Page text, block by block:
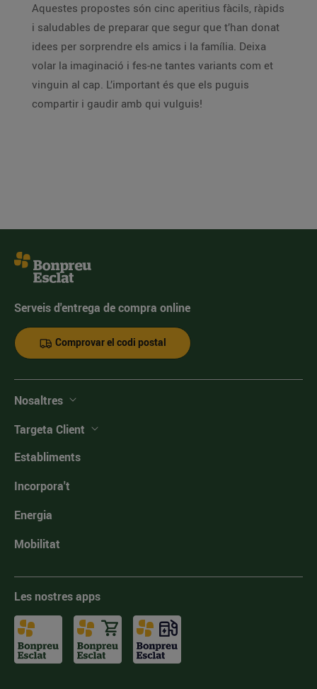
Aquestes propostes són cinc aperitius fàcils, ràpids
i saludables de preparar que segur que t’han donat
idees per sorprendre els amics i la família. Deixa
volar la imaginació i fes-ne tantes variants com et
vinguin al cap. L’important és que els puguis
compartir i gaudir amb qui vulguis!
Serveis d'entrega de compra online
Comprovar el codi postal
Nosaltres
Targeta Client
Establiments
Incorpora't
Energia
Mobilitat
Les nostres apps